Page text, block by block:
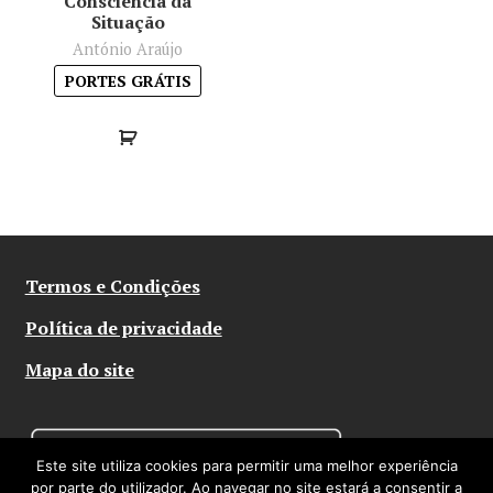
Minha conta
Política de privacidade
Termos e Condições
Situação
António Araújo
PORTES GRÁTIS
Termos e Condições
Política de privacidade
Mapa do site
Este site utiliza cookies para permitir uma melhor experiência
por parte do utilizador. Ao navegar no site estará a consentir a